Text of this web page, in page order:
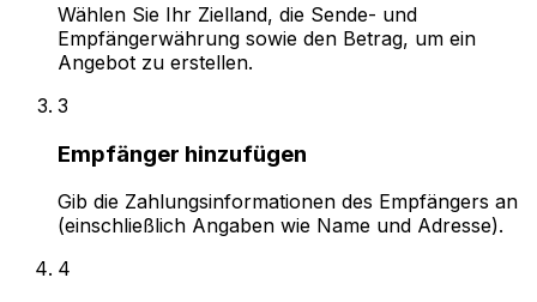
Wählen Sie Ihr Zielland, die Sende- und
Empfängerwährung sowie den Betrag, um ein
Angebot zu erstellen.
3
Empfänger hinzufügen
Gib die Zahlungsinformationen des Empfängers an
(einschließlich Angaben wie Name und Adresse).
4